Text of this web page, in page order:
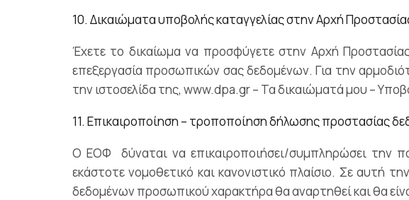
10. Δικαιώματα υποβολής καταγγελίας στην Αρχή
Έχετε το δικαίωμα να προσφύγετε στην Αρχή
επεξεργασία προσωπικών σας δεδομένων. Για την
την ιστοσελίδα της, www.dpa.gr – Τα δικαιώματά μου –
11. Επικαιροποίηση – τροποποίηση δήλωσης προστασίας
Ο ΕΟΦ δύναται να επικαιροποιήσει/συμπληρώσει την
εκάστοτε νομοθετικό και κανονιστικό πλαίσιο. Σε
δεδομένων προσωπικού χαρακτήρα θα αναρτηθεί και θα